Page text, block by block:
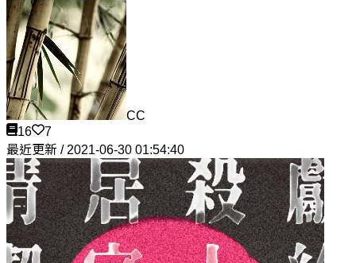
CC
16
7
最近更新 / 2021-06-30 01:54:40